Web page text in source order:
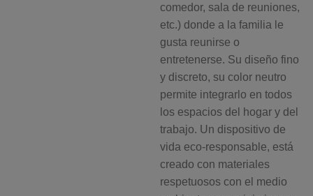
comedor, sala de reuniones,
etc.) donde a la familia le
gusta reunirse o
entretenerse. Su diseño fino
y discreto, su color neutro
permite integrarlo en todos
los espacios del hogar y del
trabajo. Un dispositivo de
vida eco-responsable, está
creado con materiales
respetuosos con el medio